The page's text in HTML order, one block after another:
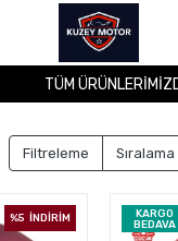
TÜM
Filtreleme Sıralama
%5 İNDİRİM
KARGO
BEDAVA